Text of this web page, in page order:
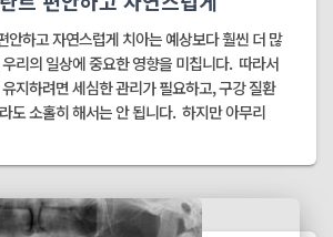
안하고 자연스럽게 치아는 예상보다 훨씬 더 많
리의 일상에 중요한 영향을 미칩니다. ​ 따라서
지하려면 세심한 관리가 필요하고, 구강 질환
도 소홀히 해서는 안 됩니다. ​ 하지만 아무리